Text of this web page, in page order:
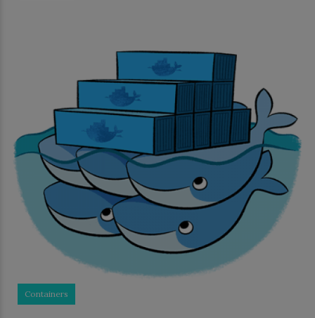
Containers